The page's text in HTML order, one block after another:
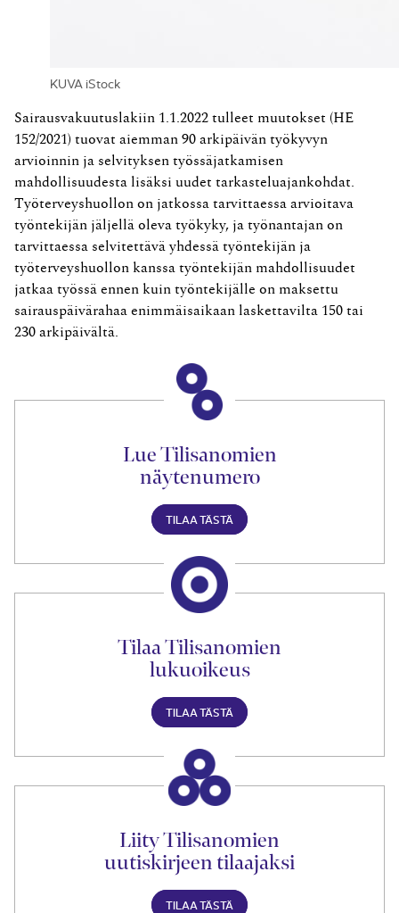
KUVA iStock
Sairausvakuutuslakiin 1.1.2022 tulleet muutokset (HE
152/2021) tuovat aiemman 90 arkipäivän työkyvyn
arvioinnin ja selvityksen työssäjatkamisen
mahdollisuudesta lisäksi uudet tarkasteluajankohdat.
Työterveyshuollon on jatkossa tarvittaessa arvioitava
työntekijän jäljellä oleva työkyky, ja työnantajan on
tarvittaessa selvitettävä yhdessä työntekijän ja
työterveyshuollon kanssa työntekijän mahdollisuudet
jatkaa työssä ennen kuin työntekijälle on maksettu
sairauspäivärahaa enimmäisaikaan laskettavilta 150 tai
230 arkipäivältä.
Lue Tilisanomien
näytenumero
TILAA TÄSTÄ
Tilaa Tilisanomien
lukuoikeus
TILAA TÄSTÄ
Liity Tilisanomien
uutiskirjeen tilaajaksi
TILAA TÄSTÄ